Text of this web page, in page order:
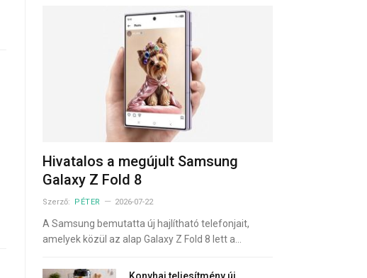
Hivatalos a megújult Samsung
Galaxy Z Fold 8
Szerző: PÉTER 2026-07-22
A Samsung bemutatta új hajlítható telefonjait,
amelyek közül az alap Galaxy Z Fold 8 lett a…